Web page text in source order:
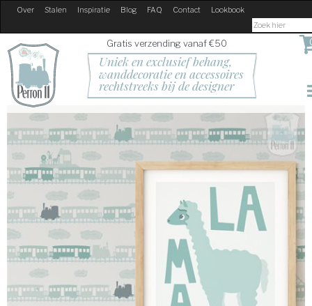
Over Stalen Inspiratie Blog FAQ Contact Lookbook
Gratis verzending vanaf €50
Uniek en exclusief behang,
wanddecoratie en accessoires
rechtstreeks bij de designer